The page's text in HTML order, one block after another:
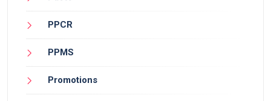
PPCR
PPMS
Promotions